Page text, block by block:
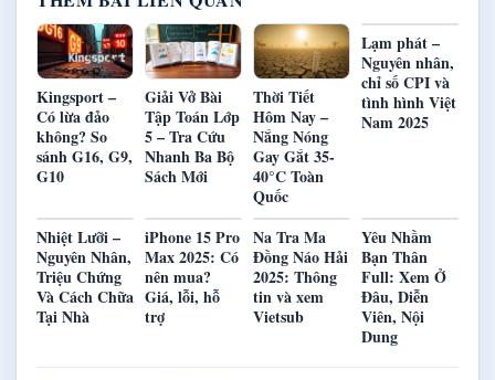
Kingsport –
Có lừa đảo
không? So
sánh G16, G9,
G10
Giải Vở Bài
Tập Toán Lớp
5 – Tra Cứu
Nhanh Ba Bộ
Sách Mới
Thời Tiết
Hôm Nay –
Nắng Nóng
Gay Gắt 35-
40°C Toàn
Quốc
Lạm phát –
Nguyên nhân,
chỉ số CPI và
tình hình Việt
Nam 2025
Nhiệt Lưỡi –
Nguyên Nhân,
Triệu Chứng
Và Cách Chữa
Tại Nhà
iPhone 15 Pro
Max 2025: Có
nên mua?
Giá, lỗi, hỗ
trợ
Na Tra Ma
Đồng Náo Hải
2025: Thông
tin và xem
Vietsub
Yêu Nhầm
Bạn Thân
Full: Xem Ở
Đâu, Diễn
Viên, Nội
Dung